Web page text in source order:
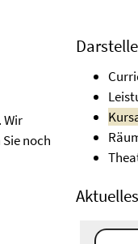
Wir
noch